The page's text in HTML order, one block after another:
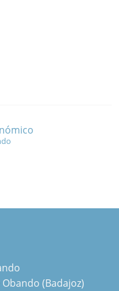
(Badajoz)